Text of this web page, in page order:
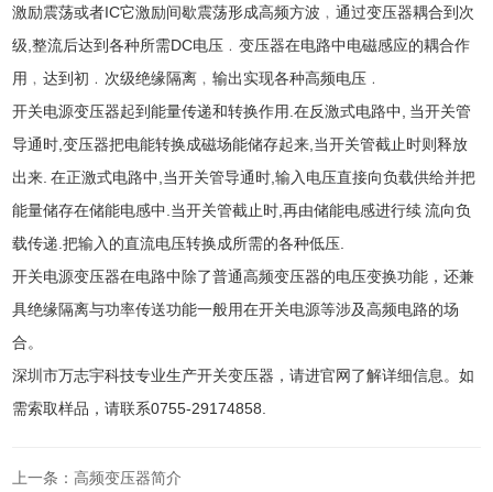
激励震荡或者IC它激励间歇震荡形成高频方波﹐通过变压器耦合到次
级,整流后达到各种所需DC电压﹒变压器在电路中电磁感应的耦合作
用﹐达到初﹒次级绝缘隔离﹐输出实现各种高频电压﹒
开关电源变压器起到能量传递和转换作用.在反激式电路中, 当开关管
导通时,变压器把电能转换成磁场能储存起来,当开关管截止时则释放
出来. 在正激式电路中,当开关管导通时,输入电压直接向负载供给并把
能量储存在储能电感中.当开关管截止时,再由储能电感进行续 流向负
载传递.把输入的直流电压转换成所需的各种低压.
开关电源变压器在电路中除了普通高频变压器的电压变换功能，还兼
具绝缘隔离与功率传送功能一般用在开关电源等涉及高频电路的场
合。
深圳市万志宇科技专业生产开关变压器，请进官网了解详细信息。如
需索取样品，请联系0755-29174858.
上一条：高频变压器简介